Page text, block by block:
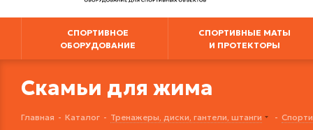
СПОРТИВНОЕ
ОБОРУДОВАНИЕ
СПОРТИВНЫЕ МАТЫ
И ПРОТЕКТОРЫ
Скамьи для жима
Главная - Каталог - Тренажеры, диски, гантели, штанги -